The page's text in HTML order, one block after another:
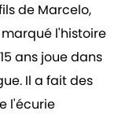
de Marcelo,
l'histoire
ans joue dans
Il a fait des
l'écurie